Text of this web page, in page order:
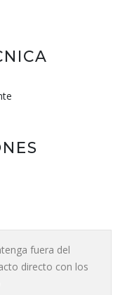
fuera del
directo con los